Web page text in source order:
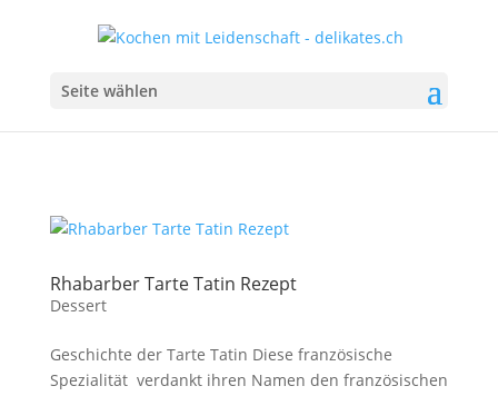
Seite wählen
Rhabarber Tarte Tatin Rezept
Dessert
Geschichte der Tarte Tatin Diese französische
Spezialität verdankt ihren Namen den französischen